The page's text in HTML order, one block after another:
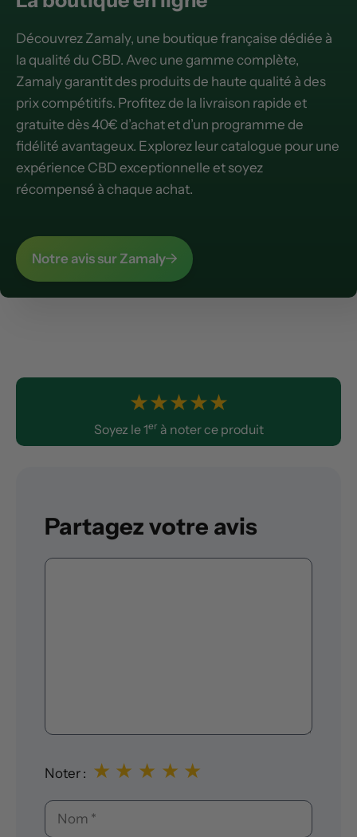
Découvrez Zamaly, une boutique française dédiée à
la qualité du CBD. Avec une gamme complète,
Zamaly garantit des produits de haute qualité à des
prix compétitifs. Profitez de la livraison rapide et
gratuite dès 40€ d’achat et d’un programme de
fidélité avantageux. Explorez leur catalogue pour une
expérience CBD exceptionnelle et soyez
récompensé à chaque achat.
Notre avis sur Zamaly
★★★★★
Soyez le 1er à noter ce produit
Partagez votre avis
Commentaire
Noter : ★
★
★
★
★
Nom